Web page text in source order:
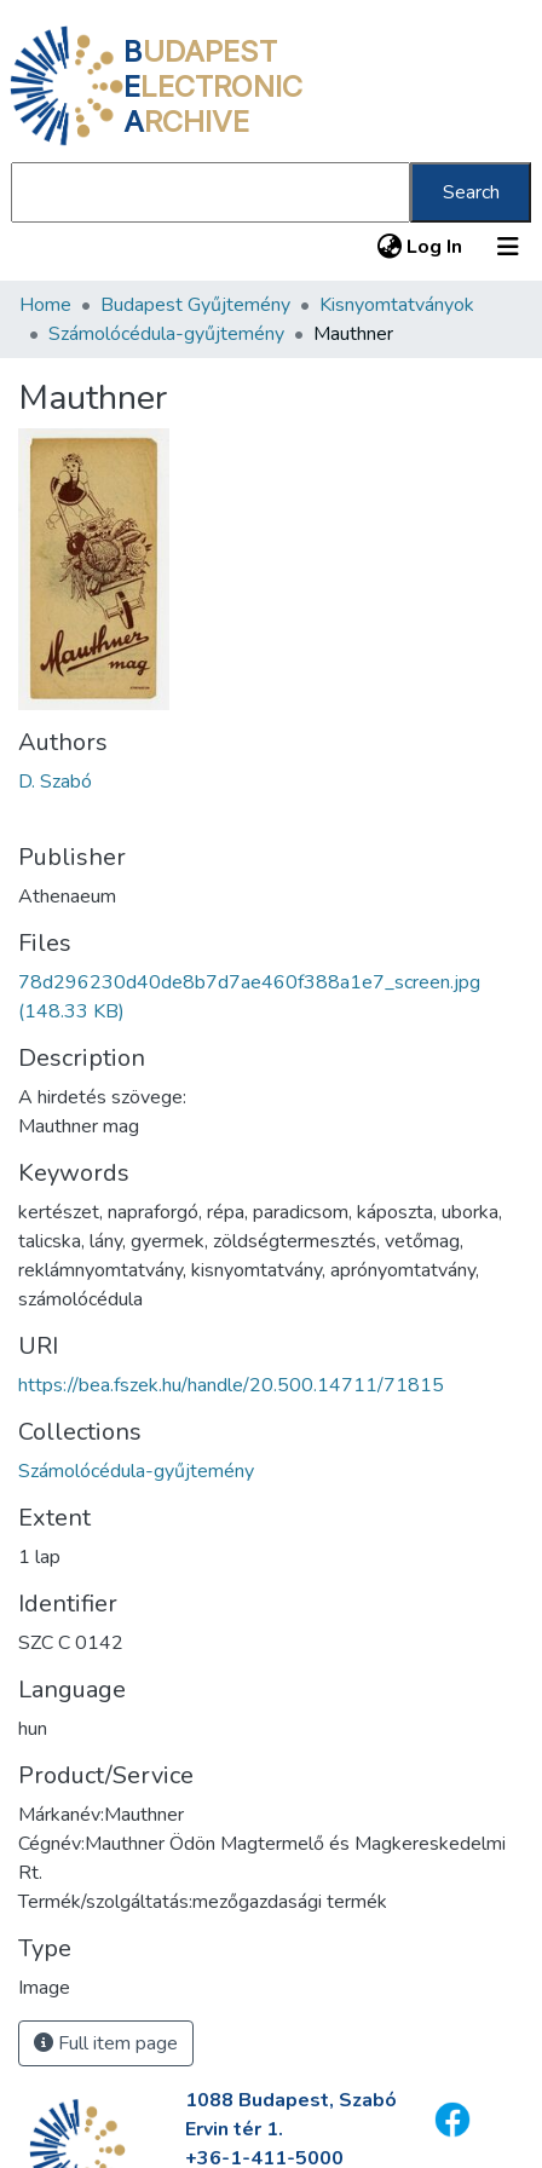
BUDAPEST
ELECTRONIC
ARCHIVE
Search
Log In (current)
Communities & Collections
Statistics
About us
Home Budapest Gyűjtemény
Kisnyomtatványok
Számolócédula-gyűjtemény
Mauthner
Mauthner
Authors
D. Szabó
Publisher
Athenaeum
Files
78d296230d40de8b7d7ae460f388a1e7_screen.jpg
(148.33 KB)
Description
A hirdetés szövege:
Mauthner mag
Keywords
kertészet, napraforgó, répa, paradicsom, káposzta, uborka,
talicska, lány, gyermek, zöldségtermesztés, vetőmag,
reklámnyomtatvány, kisnyomtatvány, aprónyomtatvány,
számolócédula
URI
https://bea.fszek.hu/handle/20.500.14711/71815
Collections
Számolócédula-gyűjtemény
Extent
1 lap
Identifier
SZC C 0142
Language
hun
Product/Service
Márkanév:Mauthner
Cégnév:Mauthner Ödön Magtermelő és Magkereskedelmi
Rt.
Termék/szolgáltatás:mezőgazdasági termék
Type
Image
Full item page
1088 Budapest, Szabó
Ervin tér 1.
+36-1-411-5000